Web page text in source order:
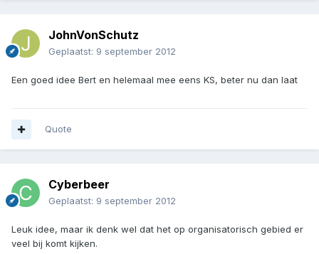
JohnVonSchutz
Geplaatst: 9 september 2012
Een goed idee Bert en helemaal mee eens KS, beter nu dan laat
Quote
Cyberbeer
Geplaatst: 9 september 2012
Leuk idee, maar ik denk wel dat het op organisatorisch gebied er
veel bij komt kijken.